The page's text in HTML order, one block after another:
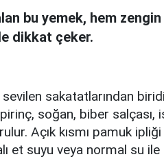
bu yemek, hem zengin
dikkat çeker.
sevilen sakatatlarından
soğan, biber
Açık kısmı pamuk
et suyu veya normal su ile